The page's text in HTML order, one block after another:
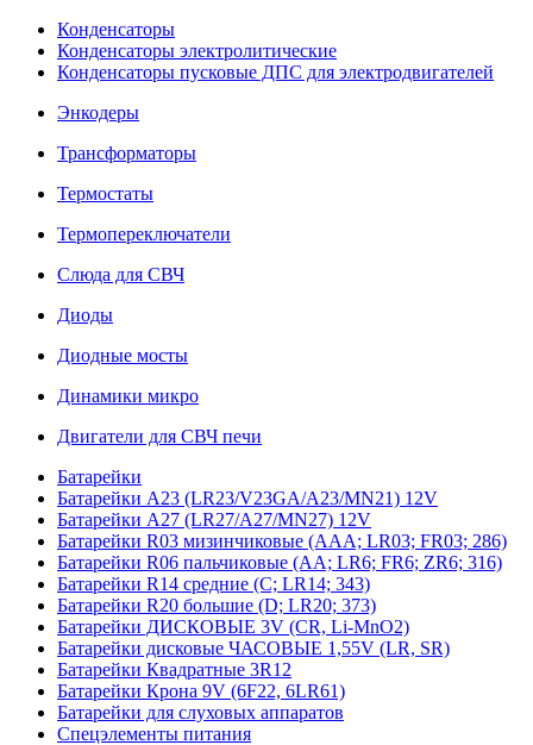
Конденсаторы
Конденсаторы электролитические
Конденсаторы пусковые ДПС для электродвигателей
Энкодеры
Трансформаторы
Термостаты
Термопереключатели
Слюда для СВЧ
Диоды
Диодные мосты
Динамики микро
Двигатели для СВЧ печи
Батарейки
Батарейки A23 (LR23/V23GA/A23/MN21) 12V
Батарейки A27 (LR27/A27/MN27) 12V
Батарейки R03 мизинчиковые (AAA; LR03; FR03; 286)
Батарейки R06 пальчиковые (AA; LR6; FR6; ZR6; 316)
Батарейки R14 средние (C; LR14; 343)
Батарейки R20 большие (D; LR20; 373)
Батарейки ДИСКОВЫЕ 3V (CR, Li-MnO2)
Батарейки дисковые ЧАСОВЫЕ 1,55V (LR, SR)
Батарейки Квадратные 3R12
Батарейки Крона 9V (6F22, 6LR61)
Батарейки для слуховых аппаратов
Спецэлементы питания